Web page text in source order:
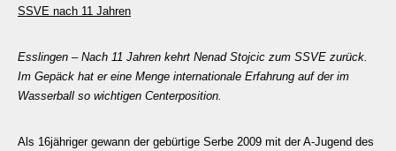
SSVE nach 11 Jahren
Esslingen – Nach 11 Jahren kehrt Nenad Stojcic zum SSVE zurück.
Im Gepäck hat er eine Menge internationale Erfahrung auf der im
Wasserball so wichtigen Centerposition.
Als 16jähriger gewann der gebürtige Serbe 2009 mit der A-Jugend des